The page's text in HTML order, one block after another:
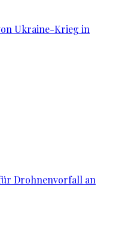
Ukraine-Krieg in
Drohnenvorfall an